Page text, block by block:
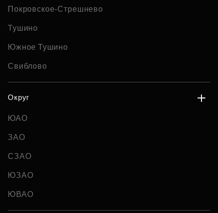
Покровское-Стрешнево
Тушино
Южное Тушино
Свиблово
Округ
ЮАО
ЗАО
СЗАО
ЮЗАО
ЮВАО